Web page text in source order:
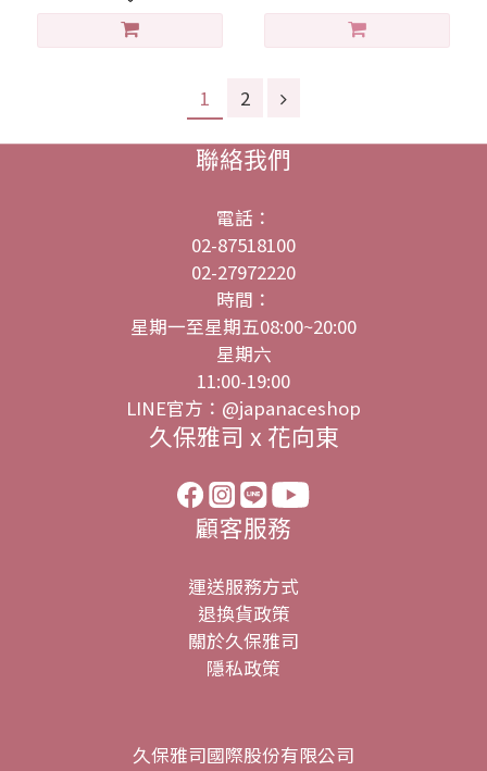
1 2
聯絡我們
電話：
02-87518100
02-27972220
時間：
星期一至星期五08:00~20:00
星期六
11:00-19:00
LINE官方：@japanaceshop
久保雅司 x 花向東
顧客服務
運送服務方式
退換貨政策
關於久保雅司
隱私政策
久保雅司國際股份有限公司